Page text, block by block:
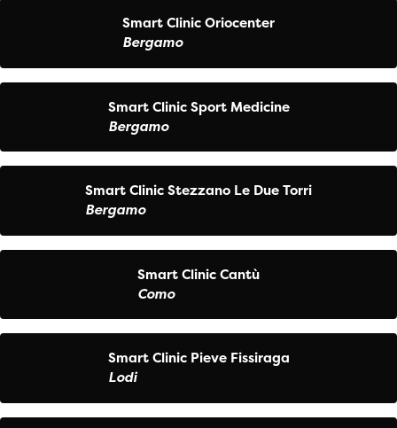
Smart Clinic Oriocenter
Bergamo
Smart Clinic Sport Medicine
Bergamo
Smart Clinic Stezzano Le Due Torri
Bergamo
Smart Clinic Cantù
Como
Smart Clinic Pieve Fissiraga
Lodi